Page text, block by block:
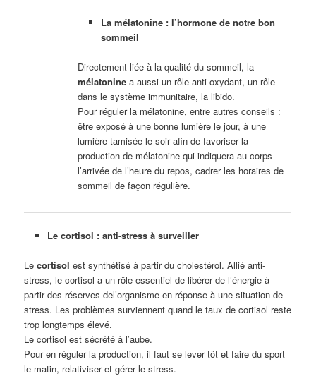
La mélatonine : l’hormone de notre bon
sommeil
Directement liée à la qualité du sommeil, la
mélatonine a aussi un rôle anti-oxydant, un rôle
dans le système immunitaire, la libido.
Pour réguler la mélatonine, entre autres conseils :
être exposé à une bonne lumière le jour, à une
lumière tamisée le soir afin de favoriser la
production de mélatonine qui indiquera au corps
l’arrivée de l’heure du repos, cadrer les horaires de
sommeil de façon régulière.
Le cortisol : anti-stress à surveiller
Lecortisol est synthétisé à partir du cholestérol. Allié anti-
stress, le cortisol a un rôle essentiel de libérer de l’énergie à
partir des réserves del’organisme en réponse à une situation de
stress. Les problèmes surviennent quand le taux de cortisol reste
trop longtemps élevé.
Le cortisol est sécrété à l’aube.
Pour en réguler la production, il faut se lever tôt et faire du sport
le matin, relativiser et gérer le stress.